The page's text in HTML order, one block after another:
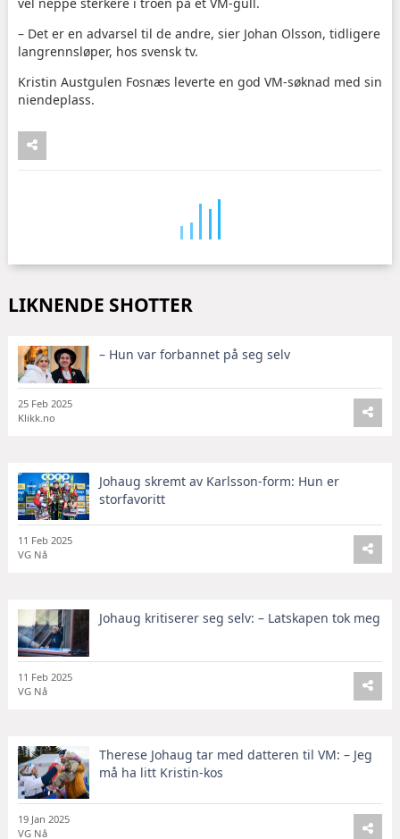
– Det er en advarsel til de andre, sier Johan Olsson, tidligere
langrennsløper, hos svensk tv.
Kristin Austgulen Fosnæs leverte en god VM-søknad med sin
niendeplass.
LIKNENDE SHOTTER
– Hun var forbannet på seg selv
25 Feb 2025
Klikk.no
Johaug skremt av Karlsson-form: Hun er
storfavoritt
11 Feb 2025
VG Nå
Johaug kritiserer seg selv: – Latskapen tok meg
11 Feb 2025
VG Nå
Therese Johaug tar med datteren til VM: – Jeg
må ha litt Kristin-kos
19 Jan 2025
VG Nå